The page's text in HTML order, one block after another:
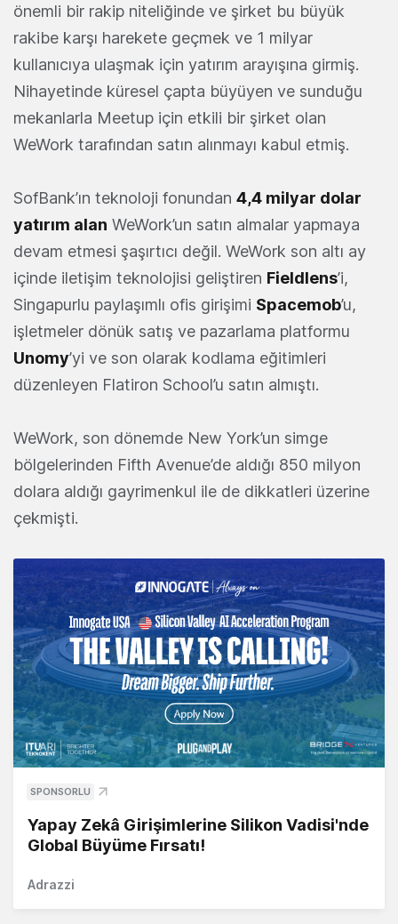
önemli bir rakip niteliğinde ve şirket bu büyük
rakibe karşı harekete geçmek ve 1 milyar
kullanıcıya ulaşmak için yatırım arayışına girmiş.
Nihayetinde küresel çapta büyüyen ve sunduğu
mekanlarla Meetup için etkili bir şirket olan
WeWork tarafından satın alınmayı kabul etmiş.
SofBank’ın teknoloji fonundan 4,4 milyar dolar
yatırım alan WeWork’un satın almalar yapmaya
devam etmesi şaşırtıcı değil. WeWork son altı ay
içinde iletişim teknolojisi geliştiren Fieldlens’i,
Singapurlu paylaşımlı ofis girişimi Spacemob’u,
işletmeler dönük satış ve pazarlama platformu
Unomy’yi ve son olarak kodlama eğitimleri
düzenleyen Flatiron School’u satın almıştı.
WeWork, son dönemde New York’un simge
bölgelerinden Fifth Avenue’de aldığı 850 milyon
dolara aldığı gayrimenkul ile de dikkatleri üzerine
çekmişti.
SPONSORLU
Yapay Zekâ Girişimlerine Silikon Vadisi'nde
Global Büyüme Fırsatı!
Adrazzi